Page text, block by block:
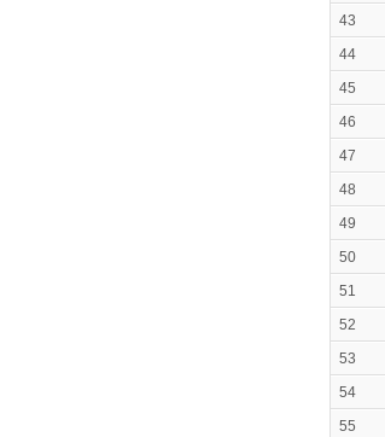
43
44
45
46
47
48
49
50
51
52
53
54
55